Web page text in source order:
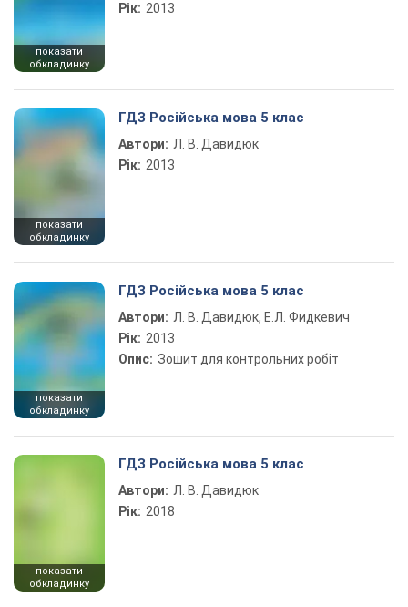
показати
обкладинку
Рік: 2013
показати
обкладинку
ГДЗ Російська мова 5 клас
Автори: Л. В. Давидюк
Рік: 2013
показати
обкладинку
ГДЗ Російська мова 5 клас
Автори: Л. В. Давидюк, Е.Л. Фидкевич
Рік: 2013
Опис: Зошит для контрольних робіт
показати
обкладинку
ГДЗ Російська мова 5 клас
Автори: Л. В. Давидюк
Рік: 2018